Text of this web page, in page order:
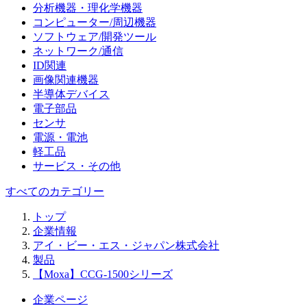
分析機器・理化学機器
コンピューター/周辺機器
ソフトウェア/開発ツール
ネットワーク/通信
ID関連
画像関連機器
半導体デバイス
電子部品
センサ
電源・電池
軽工品
サービス・その他
すべてのカテゴリー
トップ
企業情報
アイ・ビー・エス・ジャパン株式会社
製品
【Moxa】CCG-1500シリーズ
企業ページ